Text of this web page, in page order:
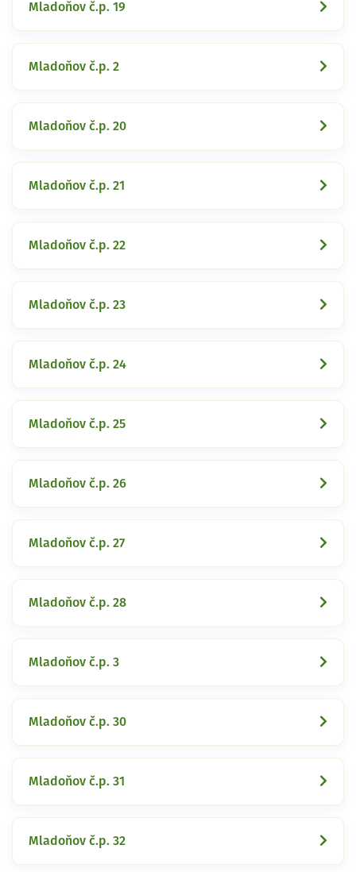
Mladoňov č.p. 19
Mladoňov č.p. 2
Mladoňov č.p. 20
Mladoňov č.p. 21
Mladoňov č.p. 22
Mladoňov č.p. 23
Mladoňov č.p. 24
Mladoňov č.p. 25
Mladoňov č.p. 26
Mladoňov č.p. 27
Mladoňov č.p. 28
Mladoňov č.p. 3
Mladoňov č.p. 30
Mladoňov č.p. 31
Mladoňov č.p. 32